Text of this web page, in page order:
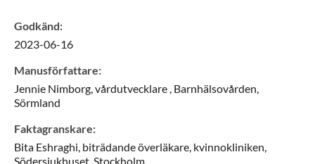
Godkänd:
2023-06-16
Manusförfattare:
Jennie Nimborg,vårdutvecklare , Barnhälsovården,
Sörmland
Faktagranskare:
Bita Eshraghi, biträdande överläkare, kvinnokliniken,
Södersjukhuset,Stockholm